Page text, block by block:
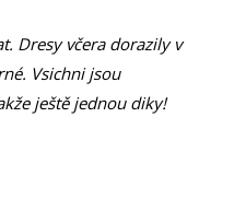
Dresy včera dorazily v
Vsichni jsou
ještě jednou diky!